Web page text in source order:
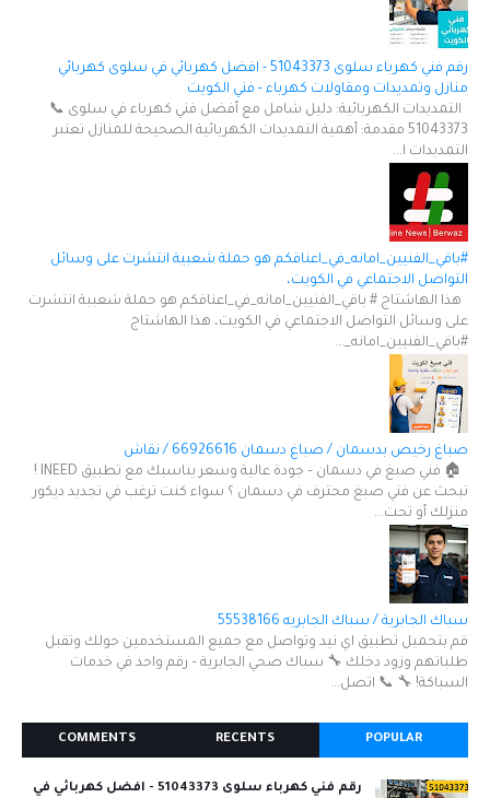
رقم فني كهرباء سلوى 51043373 - افضل كهربائي في سلوى كهربائي
منازل وتمديدات ومقاولات كهرباء - فني الكويت
التمديدات الكهربائية: دليل شامل مع أفضل فني كهرباء في سلوى 📞
51043373 مقدمة: أهمية التمديدات الكهربائية الصحيحة للمنازل تعتبر
التمديدات ا...
#باقي_الفنيين_امانه_في_اعناقكم هو حملة شعبية انتشرت على وسائل
التواصل الاجتماعي في الكويت،
هذا الهاشتاج # باقي_الفنيين_امانه_في_اعناقكم هو حملة شعبية انتشرت
على وسائل التواصل الاجتماعي في الكويت، هذا الهاشتاج
#باقي_الفنيين_امانه_...
صباغ رخيص بدسمان / صباغ دسمان 66926616 / نقاش
🏠 فني صبغ في دسمان – جودة عالية وسعر يناسبك مع تطبيق INEED !
تبحث عن فني صبغ محترف في دسمان ؟ سواء كنت ترغب في تجديد ديكور
منزلك أو تحت...
سباك الجابرية / سباك الجابريه 55538166
قم بتحميل تطبيق اي نيد وتواصل مع جميع المستخدمين حولك وتقبل
طلباتهم وزود دخلك 🔧 سباك صحي الجابرية – رقم واحد في خدمات
السباكة! 🔧 📞 اتصل...
POPULAR
RECENTS
COMMENTS
رقم فني كهرباء سلوى 51043373 - افضل كهربائي في